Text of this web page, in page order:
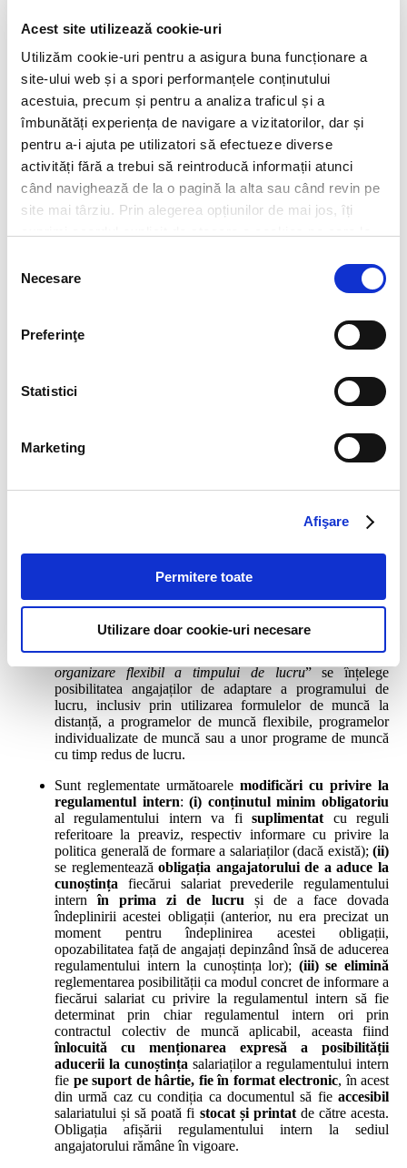
Acest site utilizează cookie-uri
Utilizăm cookie-uri pentru a asigura buna funcționare a
site-ului web și a spori performanțele conținutului
acestuia, precum și pentru a analiza traficul și a
îmbunătăți experiența de navigare a vizitatorilor, dar și
pentru a-i ajuta pe utilizatori să efectueze diverse
activități fără a trebui să reintroducă informații atunci
când navighează de la o pagină la alta sau când revin pe
site mai târziu. Prin alegerea opțiunilor de mai jos, îți
consimțământului
Necesare
Preferinţe
Statistici
Marketing
Afişare
Permitere toate
Utilizare doar cookie-uri necesare
Reglementarea concediului de îngrijitor
angajații vor avea dreptul, la cerere, pentru maximum
zile lucrătoare într-un an calendaristic (durată care
poate fi extinsă prin legi speciale ori CCM), în vederea
oferirii de îngrijire sau sprijin personal unei rude (definite
drept mama, tatăl, fiul, fiica, soțul sau soția unui salariat)
sau unei persoane care locuiește în aceeași gospodărie cu
salariatul și care are nevoie de îngrijire sau sprijin ca
urmare a unei probleme medicale grave. Problemele
medicale grave, precum și condițiile pentru acordarea
concediului de îngrijitor, urmează să fie stabilite prin
ordin de ministru.
10 zile lucrătoare
pe an
, în situații neprevăzute determinate de o situație de
informării prealabile
recuperarea
absentate până la acoperirea integrală a duratei
de recuperare a perioadei de absență va fi stabilită de
comun acord între angajator și salariat.
durata absențelor de la locul de muncă precizate mai sus
perioade de activitate prestatăpentru
durată limitatăde timp.
scrisde către angajator, în termen de5 zile lucrătoarede
la primirea solicitării. Dacă programul individualizat este
revină la programul inițial înainte de încheierea perioadei
convenite, în cazul schimbării circumstanțelor care au
condus la stabilirea programului individualizat.
Suplimentar, se reglementează faptul că sintagma „mod de
organizare flexibil a timpului de lucru” se înțelege
posibilitatea angajaților de adaptare a programului de
lucru, inclusiv prin utilizarea formulelor de muncă la
distanță, a programelor de muncă flexibile, programelor
individualizate de muncă sau a unor programe de muncă
cu timp redus de lucru.
Sunt reglementate următoarele modificări cu privire la
regulamentul intern:(i) conținutul minim obligatoriu
al regulamentului intern va fisuplimentat cu reguli
referitoare la preaviz, respectiv informare cu privire la
politica generală de formare a salariaților (dacă există); (ii)
se reglementeazăobligația angajatorului de a aduce la
cunoștința fiecărui salariat prevederile regulamentului
internîn prima zi de lucru și de a face dovada
îndeplinirii acestei obligații (anterior, nu era precizat un
moment pentru îndeplinirea acestei obligații,
opozabilitatea față de angajați depinzând însă de aducerea
regulamentului intern la cunoștința lor); (iii) se elimină
reglementarea posibilității ca modul concret de informare a
fiecărui salariat cu privire la regulamentul intern să fie
determinat prin chiar regulamentul intern ori prin
contractul colectiv de muncă aplicabil, aceasta fiind
înlocuită cu menționarea expresă a posibilității
aducerii la cunoștința salariaților a regulamentului intern
fie pe suport de hârtie, fie în format electronic, în acest
din urmă caz cu condiția ca documentul să fie accesibil
salariatului și să poată fi stocat și printatde către acesta.
Obligația afișării regulamentului intern la sediul
angajatorului rămâne în vigoare.